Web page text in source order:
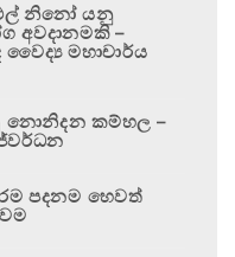
නිනෝ යනු
අවදානමකි –
මහාචාර්ය
නොනිදන කම්හල –
පදනම හෙවත්